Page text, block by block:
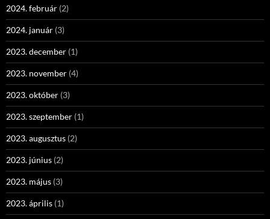
2024. február (2)
2024. január (3)
2023. december (1)
2023. november (4)
2023. október (3)
2023. szeptember (1)
2023. augusztus (2)
2023. június (2)
2023. május (3)
2023. április (1)